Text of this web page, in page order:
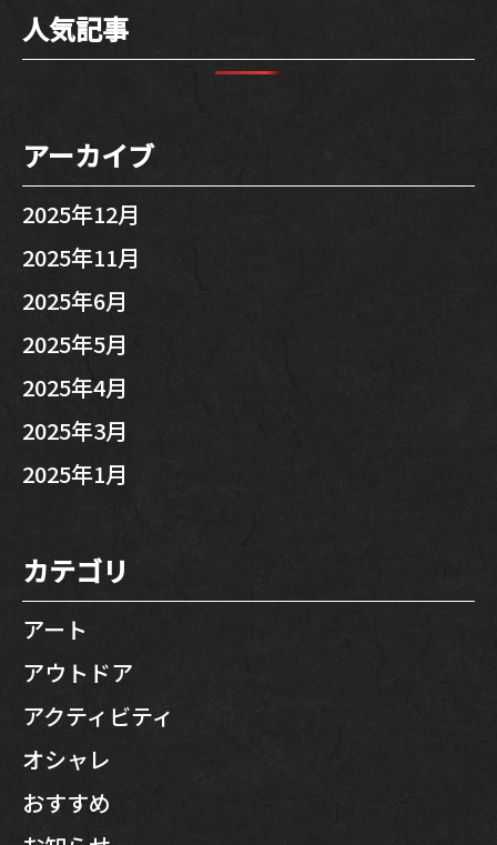
人気記事
アーカイブ
2025年12月
2025年11月
2025年6月
2025年5月
2025年4月
2025年3月
2025年1月
カテゴリ
アート
アウトドア
アクティビティ
オシャレ
おすすめ